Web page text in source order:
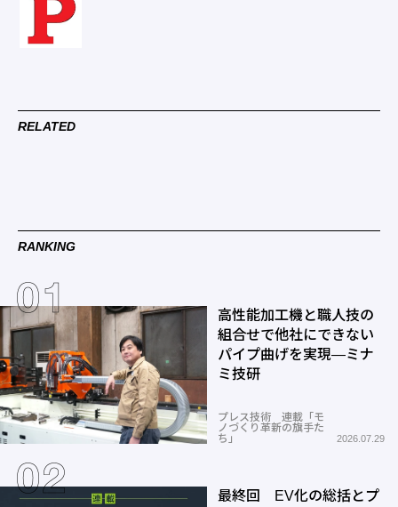
RELATED
RANKING
高性能加工機と職人技の
組合せで他社にできない
パイプ曲げを実現―ミナ
ミ技研
プレス技術 連載「モ
ノづくり革新の旗手た
ち」
2026.07.29
最終回 EV化の総括とプ